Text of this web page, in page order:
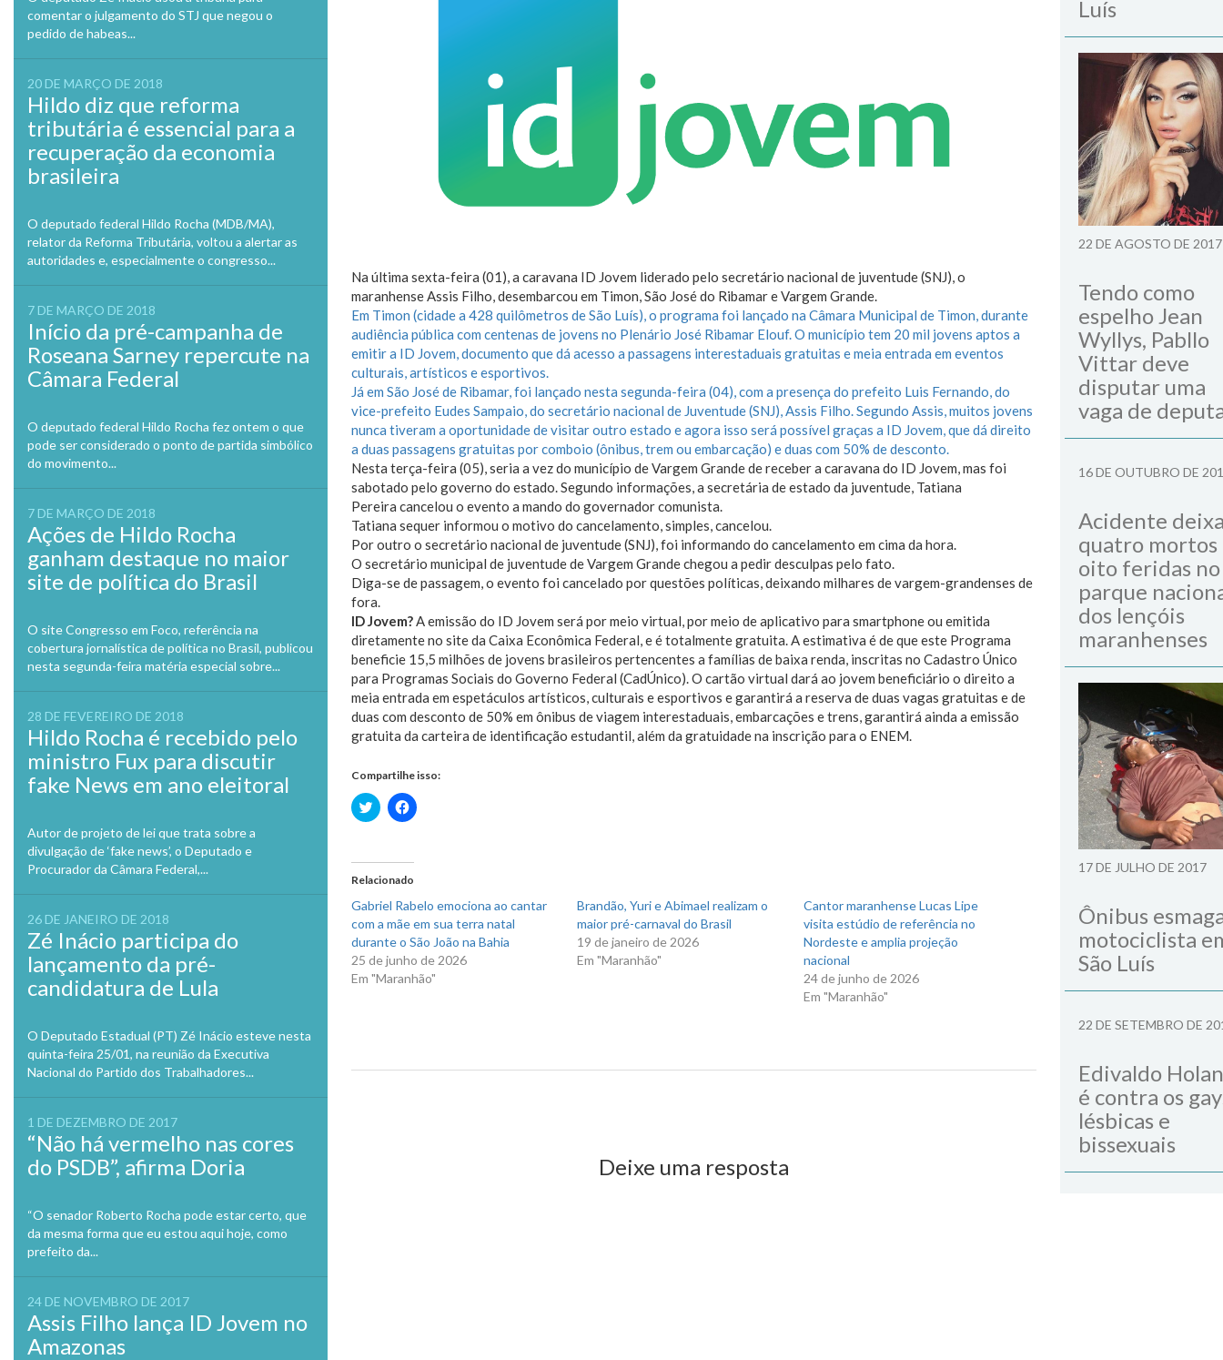
comentar o julgamento do STJ que negou o
pedido de habeas...
20 DE MARÇO DE 2018
Hildo diz que reforma
tributária é essencial para a
recuperação da economia
brasileira
O deputado federal Hildo Rocha (MDB/MA),
relator da Reforma Tributária, voltou a alertar as
autoridades e, especialmente o congresso...
7 DE MARÇO DE 2018
Início da pré-campanha de
Roseana Sarney repercute na
Câmara Federal
O deputado federal Hildo Rocha fez ontem o que
pode ser considerado o ponto de partida simbólico
do movimento...
7 DE MARÇO DE 2018
Ações de Hildo Rocha
ganham destaque no maior
site de política do Brasil
O site Congresso em Foco, referência na
cobertura jornalística de política no Brasil, publicou
nesta segunda-feira matéria especial sobre...
28 DE FEVEREIRO DE 2018
Hildo Rocha é recebido pelo
ministro Fux para discutir
fake News em ano eleitoral
Autor de projeto de lei que trata sobre a
divulgação de ‘fake news’, o Deputado e
Procurador da Câmara Federal,...
26 DE JANEIRO DE 2018
Zé Inácio participa do
lançamento da pré-
candidatura de Lula
O Deputado Estadual (PT) Zé Inácio esteve nesta
quinta-feira 25/01, na reunião da Executiva
Nacional do Partido dos Trabalhadores...
1 DE DEZEMBRO DE 2017
“Não há vermelho nas cores
do PSDB”, afirma Doria
“O senador Roberto Rocha pode estar certo, que
da mesma forma que eu estou aqui hoje, como
prefeito da...
24 DE NOVEMBRO DE 2017
Assis Filho lança ID Jovem no
Amazonas
Na última sexta-feira (01), a caravana ID Jovem liderado pelo secretário nacional de juventude (SNJ), o
maranhense Assis Filho, desembarcou em Timon, São José do Ribamar e Vargem Grande.
Em Timon (cidade a 428 quilômetros de São Luís), o programa foi lançado na Câmara Municipal de Timon, durante
audiência pública com centenas de jovens no Plenário José Ribamar Elouf. O município tem 20 mil jovens aptos a
emitir a ID Jovem, documento que dá acesso a passagens interestaduais gratuitas e meia entrada em eventos
culturais, artísticos e esportivos.
Já em São José de Ribamar, foi lançado nesta segunda-feira (04), com a presença do prefeito Luis Fernando, do
vice-prefeito Eudes Sampaio, do secretário nacional de Juventude (SNJ), Assis Filho. Segundo Assis, muitos jovens
nunca tiveram a oportunidade de visitar outro estado e agora isso será possível graças a ID Jovem, que dá direito
a duas passagens gratuitas por comboio (ônibus, trem ou embarcação) e duas com 50% de desconto.
Nesta terça-feira (05), seria a vez do município de Vargem Grande de receber a caravana do ID Jovem, mas foi
sabotado pelo governo do estado. Segundo informações, a secretária de estado da juventude, Tatiana
Pereira cancelou o evento a mando do governador comunista.
Tatiana sequer informou o motivo do cancelamento, simples, cancelou.
Por outro o secretário nacional de juventude (SNJ), foi informando do cancelamento em cima da hora.
O secretário municipal de juventude de Vargem Grande chegou a pedir desculpas pelo fato.
Diga-se de passagem, o evento foi cancelado por questões políticas, deixando milhares de vargem-grandenses de
fora.
ID Jovem?A emissão do ID Jovem será por meio virtual, por meio de aplicativo para smartphone ou emitida
diretamente no site da Caixa Econômica Federal, e é totalmente gratuita. A estimativa é de que este Programa
beneficie 15,5 milhões de jovens brasileiros pertencentes a famílias de baixa renda, inscritas no Cadastro Único
para Programas Sociais do Governo Federal (CadÚnico). O cartão virtual dará ao jovem beneficiário o direito a
meia entrada em espetáculos artísticos, culturais e esportivos e garantirá a reserva de duas vagas gratuitas e de
duas com desconto de 50% em ônibus de viagem interestaduais, embarcações e trens, garantirá ainda a emissão
gratuita da carteira de identificação estudantil, além da gratuidade na inscrição para o ENEM.
Compartilhe isso:
Clique
para
em
nova
janela)
Clique
para
em
nova
janela)
Relacionado
Gabriel Rabelo emociona ao cantar
com a mãe em sua terra natal
durante o São João na Bahia
25 de junho de 2026
Em "Maranhão"
Brandão, Yuri e Abimael realizam o
maior pré-carnaval do Brasil
19 de janeiro de 2026
Em "Maranhão"
Cantor maranhense Lucas Lipe
visita estúdio de referência no
Nordeste e amplia projeção
nacional
24 de junho de 2026
Em "Maranhão"
Deixe uma resposta
Luís
22 DE AGOSTO DE 2017
Tendo como
espelho Jean
Wyllys, Pabllo
Vittar deve
disputar uma
vaga de
16 DE OUTUBRO DE
Acidente
quatro mortos
oito feridas no
parque
dos lençóis
maranhenses
17 DE JULHO DE 2017
Ônibus
motociclista
São Luís
22 DE SETEMBRO DE
Edivaldo
é contra os
lésbicas e
bissexuais